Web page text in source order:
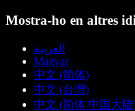
Mostra-ho en altres
العربية
Magyar
中文 (简体)
中文 (台灣)
中文 (简体 中国大